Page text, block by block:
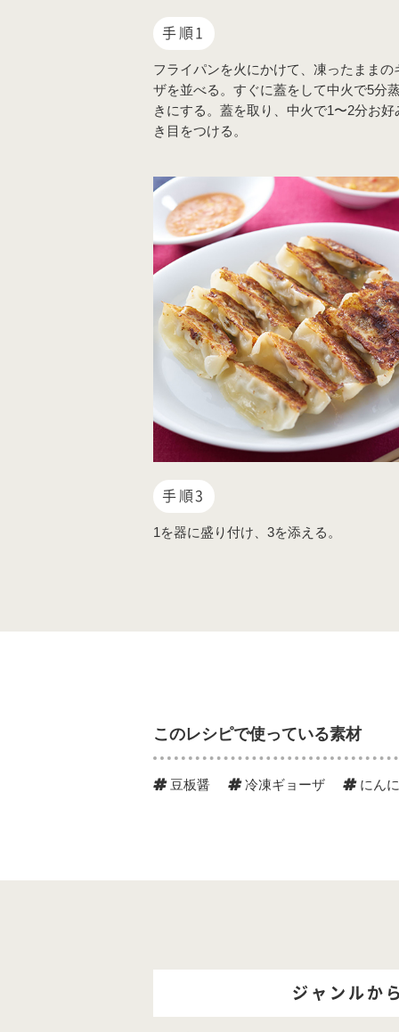
手順1
フライパンを火にかけて、凍ったままの
ザを並べる。すぐに蓋をして中火で5分
きにする。蓋を取り、中火で1〜2分お好
き目をつける。
手順3
1を器に盛り付け、3を添える。
このレシピで使っている素材
豆板醤 冷凍ギョーザ にん
ジャンルか